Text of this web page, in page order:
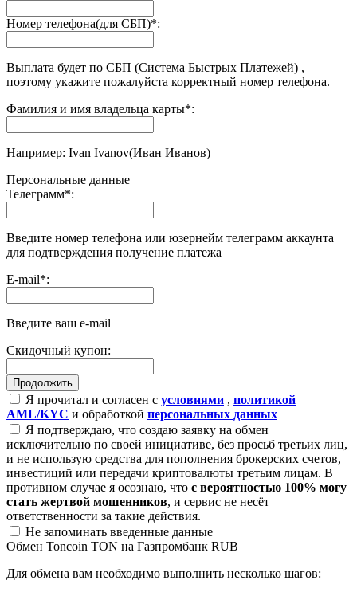
Номер телефона(для СБП)*:
Выплата будет по СБП (Система Быстрых Платежей) ,
поэтому укажите пожалуйста корректный номер телефона.
Фамилия и имя владельца карты*:
Например: Ivan Ivanov(Иван Иванов)
Персональные данные
Телеграмм*:
Введите номер телефона или юзернейм телеграмм аккаунта
для подтверждения получение платежа
E-mail*:
Введите ваш e-mail
Скидочный купон:
Я прочитал и согласен с условиями , политикой
AML/KYC и обработкой персональных данных
Я подтверждаю, что создаю заявку на обмен
исключительно по своей инициативе, без просьб третьих лиц,
и не использую средства для пополнения брокерских счетов,
инвестиций или передачи криптовалюты третьим лицам. В
противном случае я осознаю, что с вероятностью 100% могу
стать жертвой мошенников, и сервис не несёт
ответственности за такие действия.
Не запоминать введенные данные
Обмен Toncoin TON на Газпромбанк RUB
Для обмена вам необходимо выполнить несколько шагов: